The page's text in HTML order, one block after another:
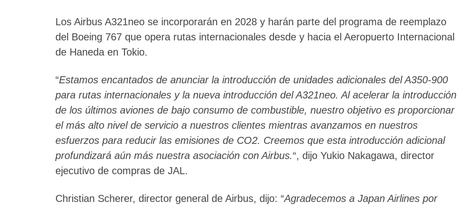
Los Airbus A321neo se incorporarán en 2028 y harán parte del programa de reemplazo
del Boeing 767 que opera rutas internacionales desde y hacia el Aeropuerto Internacional
de Haneda en Tokio.
“Estamos encantados de anunciar la introducción de unidades adicionales del A350-900
para rutas internacionales y la nueva introducción del A321neo. Al acelerar la introducción
de los últimos aviones de bajo consumo de combustible, nuestro objetivo es proporcionar
el más alto nivel de servicio a nuestros clientes mientras avanzamos en nuestros
esfuerzos para reducir las emisiones de CO2. Creemos que esta introducción adicional
profundizará aún más nuestra asociación con Airbus.“, dijo Yukio Nakagawa, director
ejecutivo de compras de JAL.
Christian Scherer, director general de Airbus, dijo: “Agradecemos a Japan Airlines por